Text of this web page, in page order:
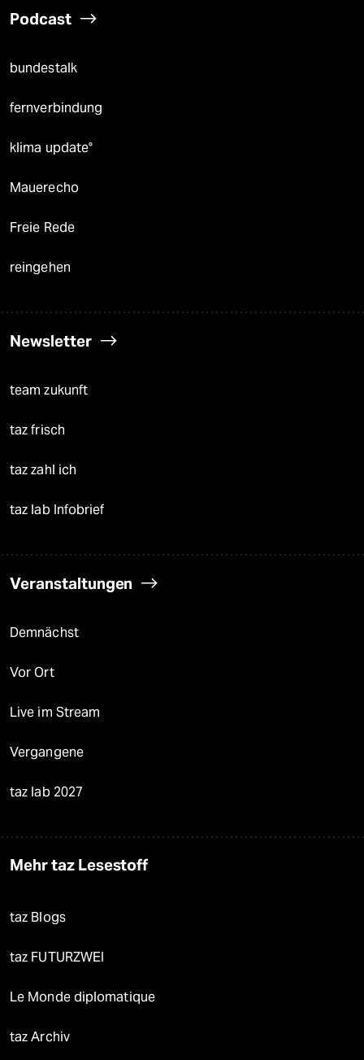
Podcast
bundestalk
fernverbindung
klima update°
Mauerecho
Freie Rede
reingehen
Newsletter
team zukunft
taz frisch
taz zahl ich
taz lab Infobrief
Veranstaltungen
Demnächst
Vor Ort
Live im Stream
Vergangene
taz lab 2027
Mehr taz Lesestoff
taz Blogs
taz FUTURZWEI
Le Monde diplomatique
taz Archiv